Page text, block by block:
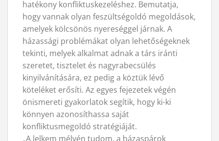
hatékony konfliktuskezeléshez. Bemutatja,
hogy vannak olyan feszültségoldó megoldások,
amelyek kölcsönös nyereséggel járnak. A
házassági problémákat olyan lehetőségeknek
tekinti, melyek alkalmat adnak a társ iránti
szeretet, tisztelet és nagyrabecsülés
kinyilvánítására, ez pedig a köztük lévő
köteléket erősíti. Az egyes fejezetek végén
önismereti gyakorlatok segítik, hogy ki-ki
könnyen azonosíthassa saját
konfliktusmegoldó stratégiáját.
„A lelkem mélyén tudom, a házaspárok